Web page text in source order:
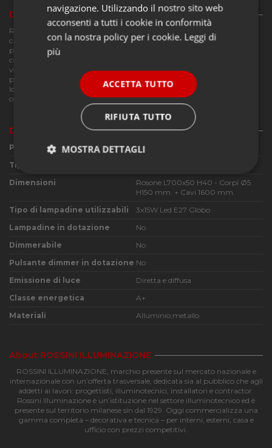
Descrizione
ROSSINI ILLUMINAZIONE - Axiom Evo E27 Linea sospensione è
caratterizzata da tre corpi in pressofusione di alluminio verniciato con
polveri epossidiche ad elevata resistenza, proposta in diverse finiture
cromatiche con rosone bianco per la versione bianca e nera per la
versione oro e nera. Axiom Evo E27 Linea, dotata di portalampade E27,
permette di utilizzare a discrezione lampadine led decorative o a Globo.
Ideale per qualsiasi ambiente della casa, dalla zona giorno alla cucina, al
corridoio, ma anche in installazioni in ambito ristorazione e hospitality.
Dettagli del prodotto
Produttore
Rossini Illuminazione
Tipologia di utilizzo
Dimensioni
Rosone L700x50 H40 - Corpi Ø5
H150 mm. + Cavi 1600 mm.
Tipo di lampadine utilizzabili
3x15W Led E27 Globo
Lampadine in dotazione
No
Dimmerabile
No
Pulsante dimmer in dotazione No
Emissione di luce
Diretta e diffusa
Classe energetica
A+
Materiali
Alluminio,metallo
About ROSSINI ILLUMINAZIONE
ROSSINI ILLUMINAZIONE, marchio presente sul mercato nazionale e
internazionale con un’offerta trasversale, dedicata sia al pubblico che agli
addetti ai lavori: progettisti, illuminotecnici, installatori e contractor.
Rossini Illuminazione è un’istituzione nel settore illuminotecnico ed è
presente sul territorio milanese sin dal 1929. Oggi commercializza una
gamma completa – decorativa e tecnica – per interni, esterni, casa e
ufficio con prezzi competitivi.
navigazione. Utilizzando il nostro sito web
acconsenti a tutti i cookie in conformità
con la nostra policy per i cookie. Leggi di
più
ACCETTA TUTTO
RIFIUTA TUTTO
MOSTRA DETTAGLI
Funzionalità
Strettamente necessari
Performance
I cookie strettamente necessari consentono le
dell'utente e la gestione dell'account. Il sito web non
può essere utilizzato correttamente senza i cookie
strettamente necessari.
Nome
Provider/Dominio Scadenza
CookieScriptConsent
CookieScript